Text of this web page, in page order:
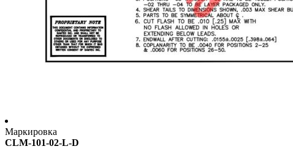
Маркировка
CLM-101-02-L-D